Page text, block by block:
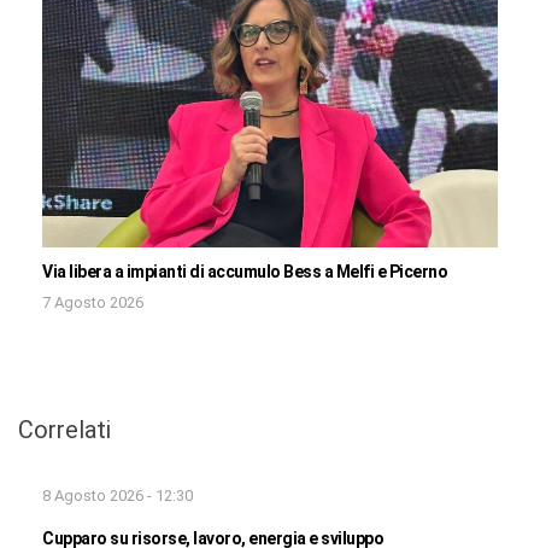
Via libera a impianti di accumulo Bess a Melfi e Picerno
7 Agosto 2026
Correlati
8 Agosto 2026 - 12:30
Cupparo su risorse, lavoro, energia e sviluppo